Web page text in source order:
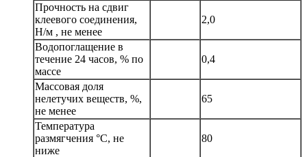
Прочность на сдвиг
клеевого соединения,
Н/м , не менее
2,0
Водопоглащение в
течение 24 часов, % по
массе
0,4
Массовая доля
нелетучих веществ, %,
не менее
65
Температура
размягчения °C, не
ниже
80